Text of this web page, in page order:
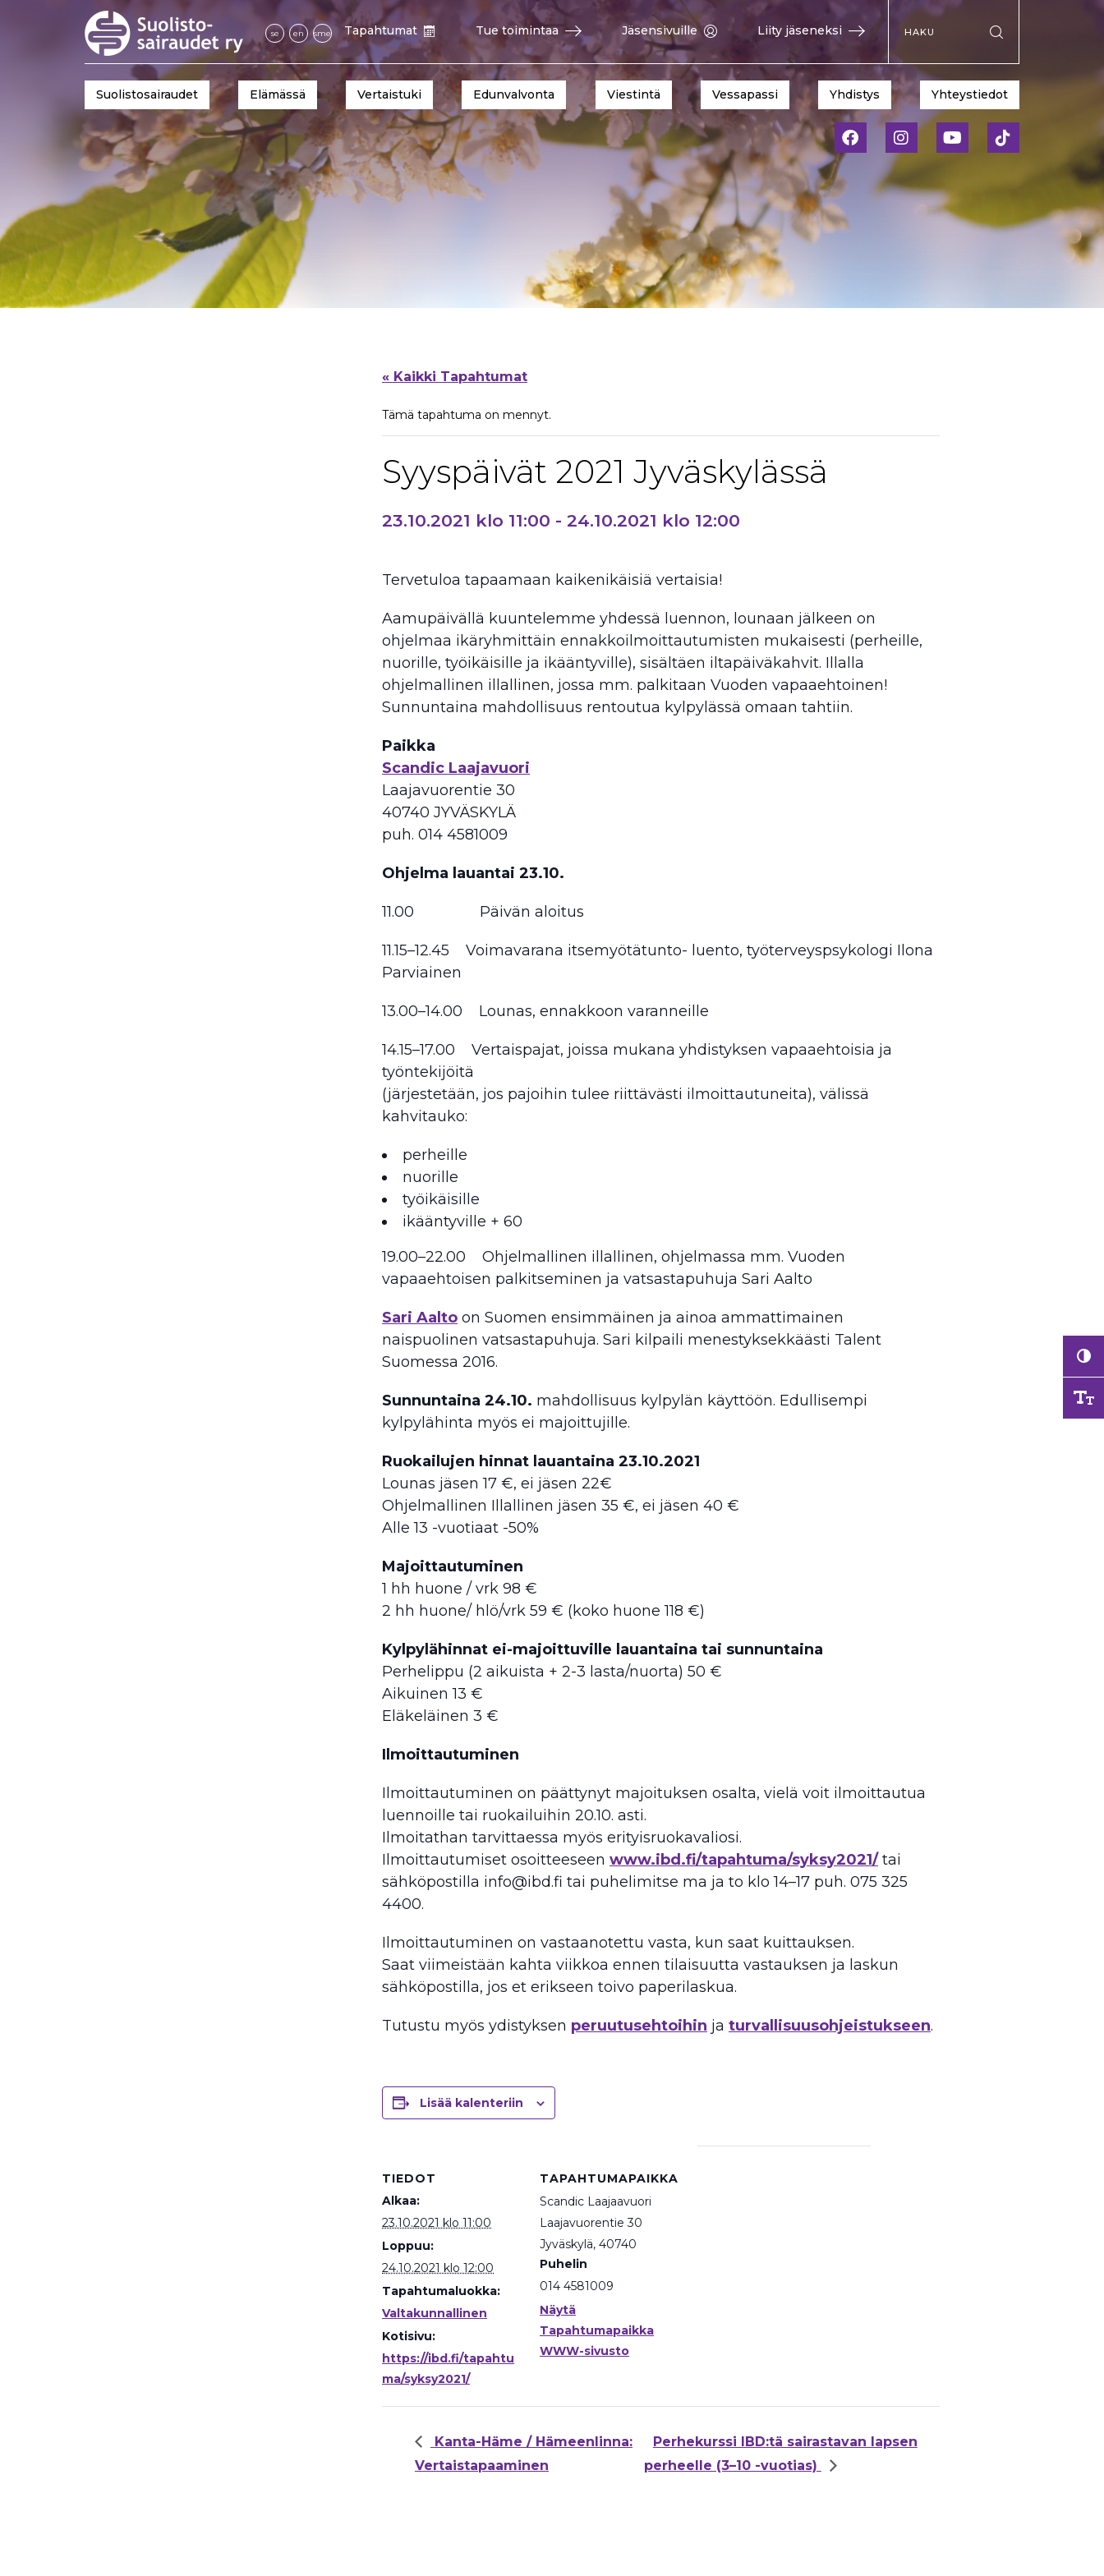
se en sme Tapahtumat Tue toimintaa Jäsensivuille Liity jäseneksi
Hae sivustolta
Suolistosairaudet Elämässä Vertaistuki Edunvalvonta Viestintä Vessapassi Yhdistys Yhteystiedot
« Kaikki Tapahtumat
Tämä tapahtuma on mennyt.
Syyspäivät 2021 Jyväskylässä
23.10.2021 klo 11:00 - 24.10.2021 klo 12:00
Tervetuloa tapaamaan kaikenikäisiä vertaisia!
Aamupäivällä kuuntelemme yhdessä luennon, lounaan jälkeen on
ohjelmaa ikäryhmittäin ennakkoilmoittautumisten mukaisesti (perheille,
nuorille, työikäisille ja ikääntyville), sisältäen iltapäiväkahvit. Illalla
ohjelmallinen illallinen, jossa mm. palkitaan Vuoden vapaaehtoinen!
Sunnuntaina mahdollisuus rentoutua kylpylässä omaan tahtiin.
Paikka
Scandic Laajavuori
Laajavuorentie 30
40740 JYVÄSKYLÄ
puh. 014 4581009
Ohjelma lauantai 23.10.
11.00 Päivän aloitus
11.15–12.45 Voimavarana itsemyötätunto- luento, työterveyspsykologi Ilona
Parviainen
13.00–14.00 Lounas, ennakkoon varanneille
14.15–17.00 Vertaispajat, joissa mukana yhdistyksen vapaaehtoisia ja
työntekijöitä
(järjestetään, jos pajoihin tulee riittävästi ilmoittautuneita), välissä
kahvitauko:
perheille
nuorille
työikäisille
ikääntyville + 60
19.00–22.00 Ohjelmallinen illallinen, ohjelmassa mm. Vuoden
vapaaehtoisen palkitseminen ja vatsastapuhuja Sari Aalto
Sari Aalto on Suomen ensimmäinen ja ainoa ammattimainen
naispuolinen vatsastapuhuja. Sari kilpaili menestyksekkäästi Talent
Suomessa 2016.
Sunnuntaina 24.10. mahdollisuus kylpylän käyttöön. Edullisempi
kylpylähinta myös ei majoittujille.
Ruokailujen hinnat lauantaina 23.10.2021
Lounas jäsen 17 €, ei jäsen 22€
Ohjelmallinen Illallinen jäsen 35 €, ei jäsen 40 €
Alle 13 -vuotiaat -50%
Majoittautuminen
1 hh huone / vrk 98 €
2 hh huone/ hlö/vrk 59 € (koko huone 118 €)
Kylpylähinnat ei-majoittuville lauantaina tai sunnuntaina
Perhelippu (2 aikuista + 2-3 lasta/nuorta) 50 €
Aikuinen 13 €
Eläkeläinen 3 €
Ilmoittautuminen
Ilmoittautuminen on päättynyt majoituksen osalta, vielä voit ilmoittautua
luennoille tai ruokailuihin 20.10. asti.
Ilmoitathan tarvittaessa myös erityisruokavaliosi.
Ilmoittautumiset osoitteeseen www.ibd.fi/tapahtuma/syksy2021/tai
sähköpostilla info@ibd.fi tai puhelimitse ma ja to klo 14–17 puh. 075 325
4400.
Ilmoittautuminen on vastaanotettu vasta, kun saat kuittauksen.
Saat viimeistään kahta viikkoa ennen tilaisuutta vastauksen ja laskun
sähköpostilla, jos et erikseen toivo paperilaskua.
Tutustu myös ydistyksen peruutusehtoihin ja turvallisuusohjeistukseen.
Lisää kalenteriin
TIEDOT
Alkaa:
23.10.2021 klo 11:00
Loppuu:
24.10.2021 klo 12:00
Tapahtumaluokka:
Valtakunnallinen
Kotisivu:
https://ibd.fi/tapahtu
ma/syksy2021/
TAPAHTUMAPAIKKA
Scandic Laajaavuori
Laajavuorentie 30
Jyväskylä, 40740
Puhelin
014 4581009
Näytä
Tapahtumapaikka
WWW-sivusto
Kanta-Häme / Hämeenlinna:
Vertaistapaaminen
Perhekurssi IBD:tä sairastavan lapsen
perheelle (3–10 -vuotias)